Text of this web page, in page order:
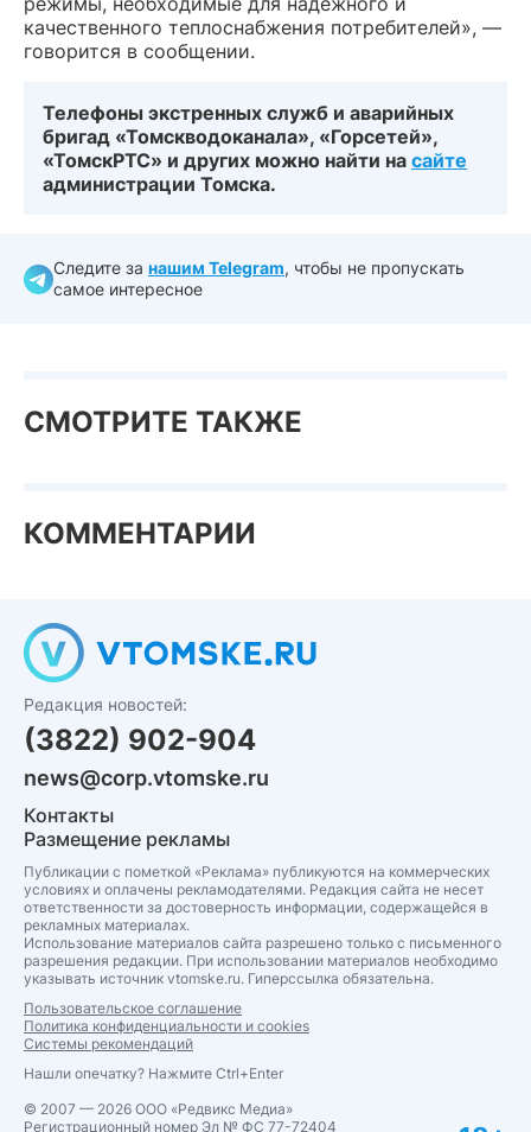
качественного теплоснабжения потребителей», —
говорится в сообщении.
Телефоны экстренных служб и аварийных
бригад «Томскводоканала», «Горсетей»,
«ТомскРТС» и других можно найти на сайте
администрации Томска.
Следите за нашим Telegram, чтобы не пропускать
самое интересное
СМОТРИТЕ ТАКЖЕ
КОММЕНТАРИИ
Редакция новостей:
(3822) 902-904
news@corp.vtomske.ru
Контакты
Размещение рекламы
Публикации с пометкой «Реклама» публикуются на коммерческих
условиях и оплачены рекламодателями. Редакция сайта не несет
ответственности за достоверность информации, содержащейся в
рекламных материалах.
Использование материалов сайта разрешено только с письменного
разрешения редакции. При использовании материалов необходимо
указывать источник vtomske.ru. Гиперссылка обязательна.
Пользовательское соглашение
Политика конфиденциальности и cookies
Системы рекомендаций
Нашли опечатку? Нажмите Ctrl+Enter
© 2007 — 2026 ООО «Редвикс Медиа»
Регистрационный номер Эл № ФС 77-72404